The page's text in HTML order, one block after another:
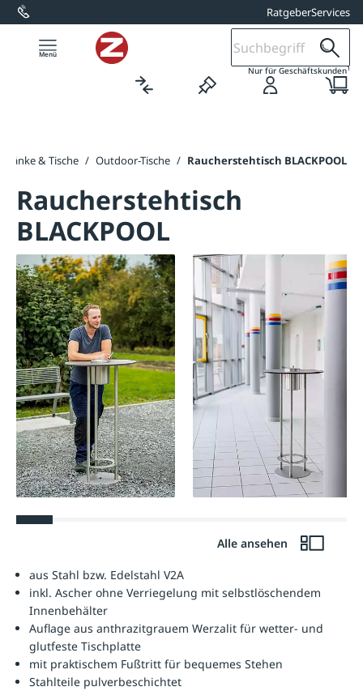
springen RatgeberServices
Nur für Geschäftskunden1
Bänke & Tische / Outdoor-Tische / Raucherstehtisch BLACKPOOL
Raucherstehtisch
BLACKPOOL
Alle ansehen
aus Stahl bzw. Edelstahl V2A
inkl. Ascher ohne Verriegelung mit selbstlöschendem
Innenbehälter
Auflage aus anthrazitgrauem Werzalit für wetter- und
glutfeste Tischplatte
mit praktischem Fußtritt für bequemes Stehen
Stahlteile pulverbeschichtet